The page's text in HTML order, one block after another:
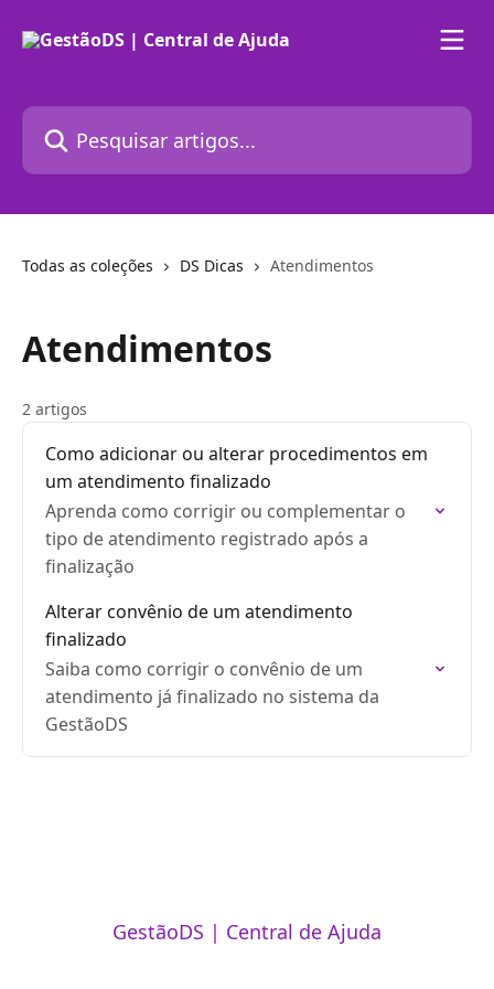
Pesquisar artigos...
Todas as coleções DS Dicas Atendimentos
Atendimentos
2 artigos
Como adicionar ou alterar procedimentos em
um atendimento finalizado
Aprenda como corrigir ou complementar o
tipo de atendimento registrado após a
finalização
Alterar convênio de um atendimento
finalizado
Saiba como corrigir o convênio de um
atendimento já finalizado no sistema da
GestãoDS
GestãoDS | Central de Ajuda